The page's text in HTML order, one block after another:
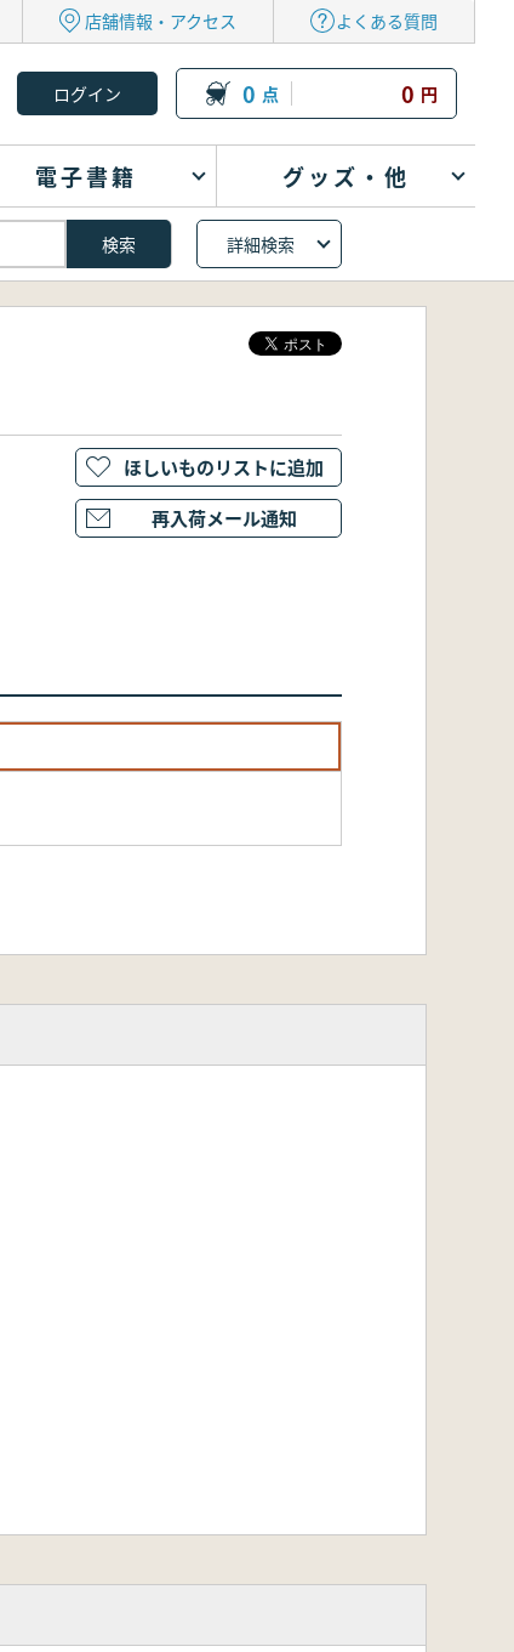
店舗情報・アクセス よくある質問
0 点 0 円
電子書籍 グッズ・他
詳細検索
ほしいものリストに追加
再入荷メール通知